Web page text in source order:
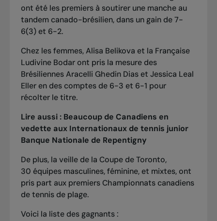
ont été les premiers à soutirer une manche au
tandem canado-brésilien, dans un gain de 7-
6(3) et 6-2.
Chez les femmes, Alisa Belikova et la Française
Ludivine Bodar ont pris la mesure des
Brésiliennes Aracelli Ghedin Dias et Jessica Leal
Eller en des comptes de 6-3 et 6-1 pour
récolter le titre.
Lire aussi : Beaucoup de Canadiens en
vedette aux Internationaux de tennis junior
Banque Nationale de Repentigny
De plus, la veille de la Coupe de Toronto,
30 équipes masculines, féminine, et mixtes, ont
pris part aux premiers Championnats canadiens
de tennis de plage.
Voici la liste des gagnants :